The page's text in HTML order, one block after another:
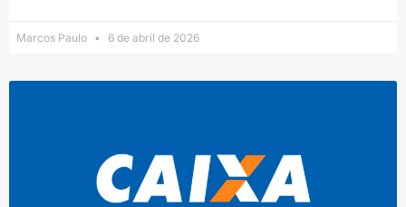
Marcos Paulo 6 de abril de 2026